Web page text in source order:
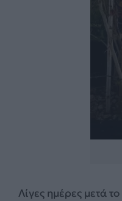
Λίγες ημέρες μετά